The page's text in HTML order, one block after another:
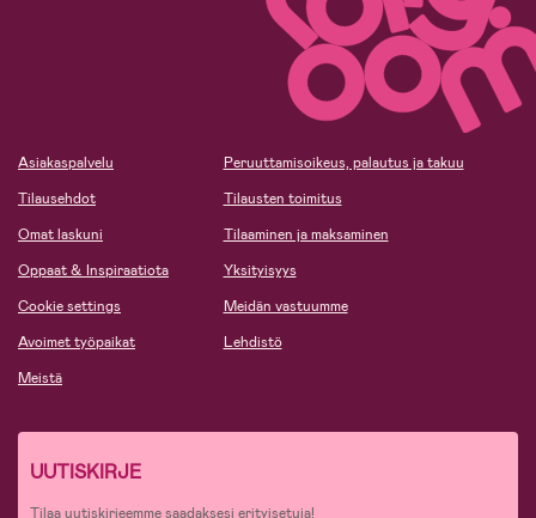
Asiakaspalvelu
Tilausehdot
Omat laskuni
Oppaat & Inspiraatiota
Cookie settings
Avoimet työpaikat
Meistä
Peruuttamisoikeus, palautus ja takuu
Tilausten toimitus
Tilaaminen ja maksaminen
Yksityisyys
Meidän vastuumme
Lehdistö
UUTISKIRJE
Tilaa uutiskirjeemme saadaksesi erityisetuja!